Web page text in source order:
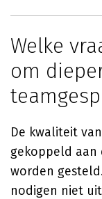
Welke
om
De kwaliteit
gekoppeld aan
worden
nodigen niet